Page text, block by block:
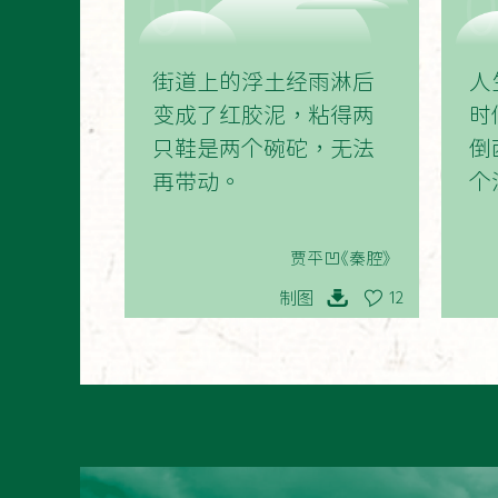
街道上的浮土经雨淋后
变成了红胶泥，粘得两
只鞋是两个碗砣，无法
再带动。
贾平凹《秦腔》
制图 12
时
倒
个